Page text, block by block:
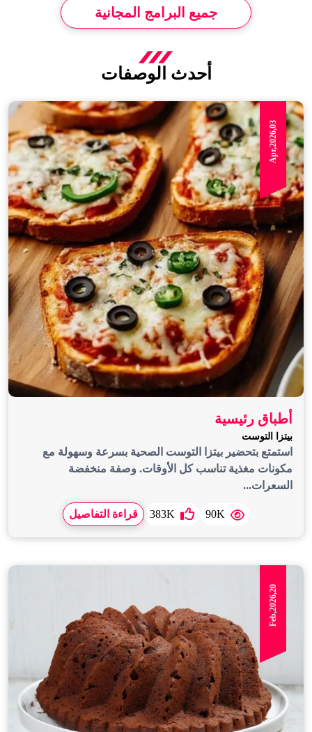
جميع البرامج المجانية
أحدث الوصفات
Apr,2026,03
أطباق رئيسية
بيتزا التوست
استمتع بتحضير بيتزا التوست الصحية بسرعة وسهولة مع
مكونات مغذية تناسب كل الأوقات. وصفة منخفضة
السعرات...
90K
383K قراءة التفاصيل
Feb,2026,20